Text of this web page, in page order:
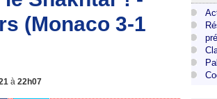
(Monaco 3-1
à 22h07